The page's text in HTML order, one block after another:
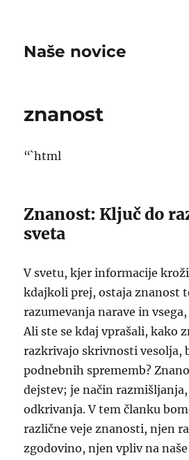
Naše novice
znanost
“`html
Znanost: Ključ do
sveta
V svetu, kjer informacije
kdajkoli prej, ostaja znanost
razumevanja narave in
Ali ste se kdaj vprašali, kako
razkrivajo skrivnosti vesolja,
podnebnih sprememb?
dejstev; je način
odkrivanja. V tem članku
različne veje znanosti, njen
zgodovino, njen vpliv na